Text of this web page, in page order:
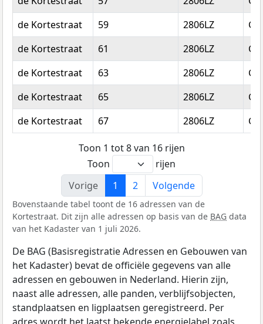
de Kortestraat
59 2806LZ
de Kortestraat
61 2806LZ
de Kortestraat
63 2806LZ
de Kortestraat
65 2806LZ
de Kortestraat
67 2806LZ
Toon 1 tot 8 van 16 rijen
Toon
rijen
Vorige
1 2 Volgende
Bovenstaande tabel toont de 16 adressen van de
Kortestraat. Dit zijn alle adressen op basis van de BAG data
van het Kadaster van 1 juli 2026.
De BAG (Basisregistratie Adressen en Gebouwen van
het Kadaster) bevat de officiële gegevens van alle
adressen en gebouwen in Nederland. Hierin zijn,
naast alle adressen, alle panden, verblijfsobjecten,
standplaatsen en ligplaatsen geregistreerd. Per